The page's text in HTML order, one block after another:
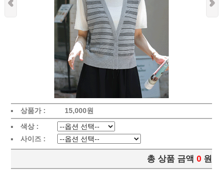
상품가 : 15,000원
색상 :
사이즈 :
총 상품 금액 0 원